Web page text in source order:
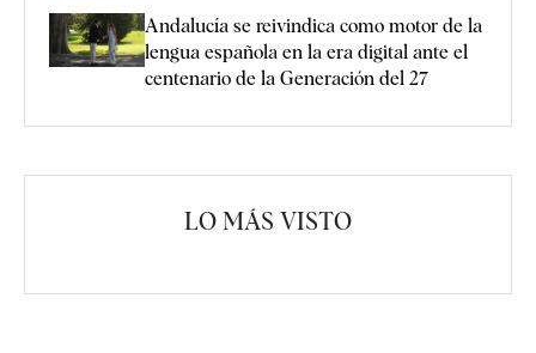
Andalucía se reivindica como motor de la
lengua española en la era digital ante el
centenario de la Generación del 27
LO MÁS VISTO